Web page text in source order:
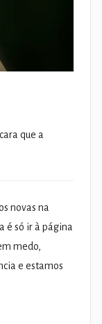
que a
novas na
é só ir à página
medo,
e estamos